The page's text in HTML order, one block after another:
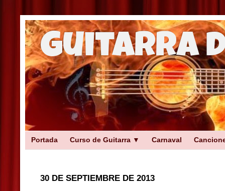
Guitarra
Portada Curso de Guitarra ▼ Carnaval
30 DE SEPTIEMBRE DE 2013